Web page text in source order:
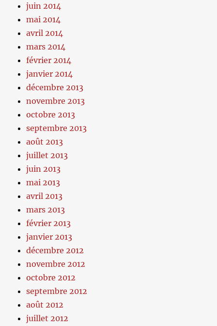
juin 2014
mai 2014
avril 2014
mars 2014
février 2014
janvier 2014
décembre 2013
novembre 2013
octobre 2013
septembre 2013
août 2013
juillet 2013
juin 2013
mai 2013
avril 2013
mars 2013
février 2013
janvier 2013
décembre 2012
novembre 2012
octobre 2012
septembre 2012
août 2012
juillet 2012